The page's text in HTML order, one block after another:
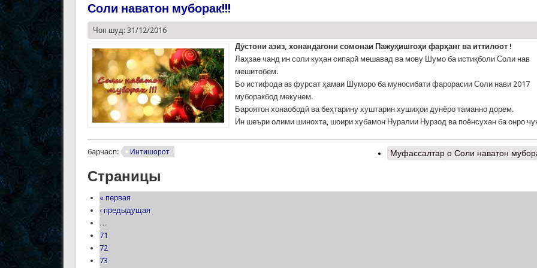
Соли наватон муборак!!!
Чоп шуд: 31/12/2016
Дӯстони азиз, хонандагони сомонаи Пажуҳишгоҳи фарҳанг ва иттилоот !
Лаҳзае чанд ин соли куҳан сипарӣ мешавад ва мову Шумо ба истиқболи Соли нав
мешитобем.
Бо истифода аз фурсат ҳамаи Шуморо ба муносибати фарорасии Соли нави 2017
муборакбод мекунем.
Бароятон хонаободӣ ва беҳтарину хуштарин хушиҳои дунёро таманно дорем.
Ин шеъри олими шинохта, шоири хубамон Нуралии Нурзод ва поёнсухан ба онро
барчасп: Интишорот Муфассалтар о Соли наватон
Страницы
« первая
‹ предыдущая
…
71
72
73